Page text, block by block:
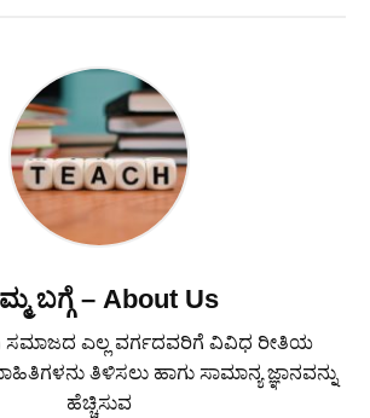
ಬಗ್ಗೆ – About Us
ಸಮಾಜದ ಎಲ್ಲ ವರ್ಗದವರಿಗೆ ವಿವಿಧ ರೀತಿಯ
ತಿಳಿಸಲು ಹಾಗು ಸಾಮಾನ್ಯ ಜ್ಞಾನವನ್ನು
ಹೆಚ್ಚಿಸುವ